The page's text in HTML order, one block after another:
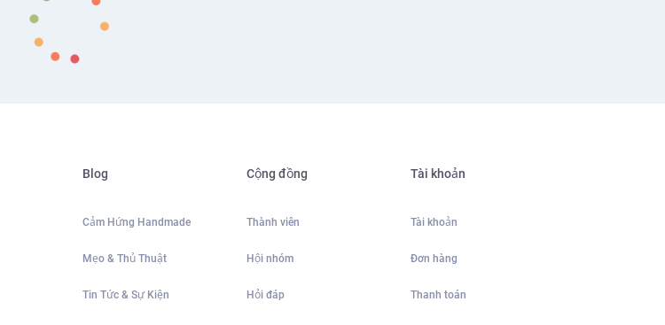
Blog
Cảm Hứng Handmade
Mẹo & Thủ Thuật
Tin Tức & Sự Kiện
Cộng đồng
Thành viên
Hội nhóm
Hỏi đáp
Tài khoản
Tài khoản
Đơn hàng
Thanh toán